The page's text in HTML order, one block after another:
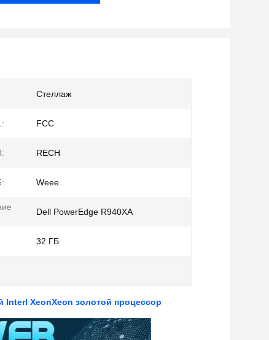
Стеллаж
FCC
RECH
Weee
Dell PowerEdge R940XA
32 ГБ
Interl XeonXeon золотой процессор